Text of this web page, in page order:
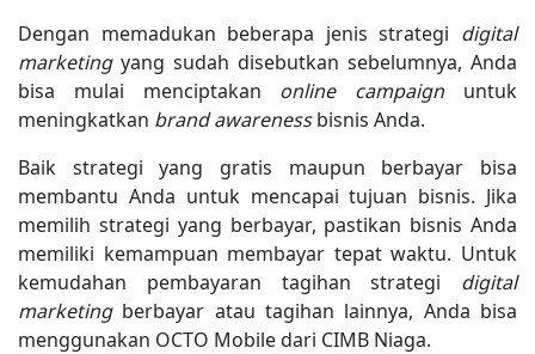
Dengan memadukan beberapa jenis strategi digital
marketingyang sudah disebutkan sebelumnya, Anda
bisa mulai menciptakan online campaign untuk
meningkatkan brand awarenessbisnis Anda.
Baik strategi yang gratis maupun berbayar bisa
membantu Anda untuk mencapai tujuan bisnis. Jika
memilih strategi yang berbayar, pastikan bisnis Anda
memiliki kemampuan membayar tepat waktu. Untuk
kemudahan pembayaran tagihan strategi digital
marketingberbayar atau tagihan lainnya, Anda bisa
menggunakan OCTO Mobile dari CIMB Niaga.